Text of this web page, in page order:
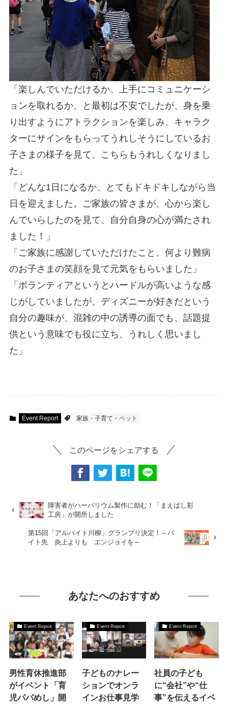
「楽しんでいただけるか、上手にコミュニケーシ
ョンを取れるか、と最初は不安でしたが、身を乗
り出すようにアトラクションを楽しみ、キャラク
ターにサインをもらってうれしそうにしているお
子さまの様子を見て、こちらもうれしくなりまし
た」
「どんな1日になるか、とてもドキドキしながら当
日を迎えました。ご家族の皆さまが、心から楽し
んでいらしたのを見て、自分自身の心が満たされ
ました！」
「ご家族に感謝していただけたこと、何より難病
のお子さまの笑顔を見て元気をもらいました」
「ボランティアというとハードルが高いような感
じがしていましたが、ディズニーが好きだという
自分の趣味が、混雑の中の誘導の面でも、話題提
供という意味でも役に立ち、うれしく思いまし
た」
Event Report 家族・子育て・ペット
このページをシェアする
障害者がハーバリウム製作に励む！「まえばし彩
工房」が開所しました
第15回「アルバイト川柳」グランプリ決定！～バ
イト先 炎上よりも エンジョイを～
あなたへのおすすめ
Event Report
男性育休推進部
がイベント「育
児パパめし」開
Event Report
子どものナレー
ションでオンラ
インお仕事見学
Event Report
社員の子ども
に“会社”や“仕
事”を伝えるイベ